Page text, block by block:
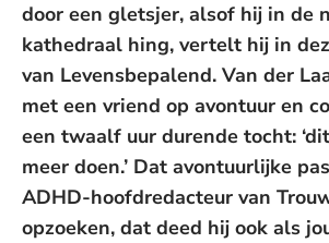
door een gletsjer, alsof hij in de
kathedraal hing, vertelt hij in
van Levensbepalend. Van der
met een vriend op avontuur en
een twaalf uur durende tocht:
meer doen.’ Dat avontuurlijke
ADHD-hoofdredacteur van
opzoeken, dat deed hij ook als